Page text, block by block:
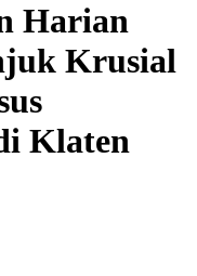
Harian
Krusial
Klaten